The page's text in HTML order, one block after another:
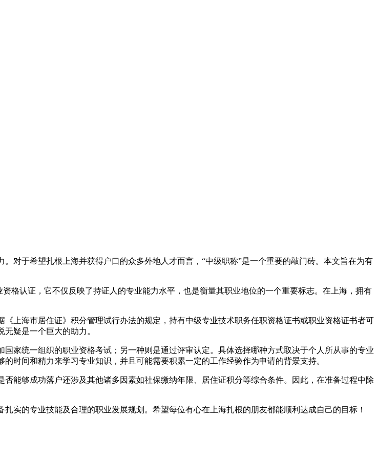
对于希望扎根上海并获得户口的众多外地人才而言，“中级职称”是一个重要的敲门砖。本文旨在为有
格认证，它不仅反映了持证人的专业能力水平，也是衡量其职业地位的一个重要标志。在上海，拥有
上海市居住证》积分管理试行办法的规定，持有中级专业技术职务任职资格证书或职业资格证书者可
疑是一个巨大的助力。
家统一组织的职业资格考试；另一种则是通过评审认定。具体选择哪种方式取决于个人所从事的专业
时间和精力来学习专业知识，并且可能需要积累一定的工作经验作为申请的背景支持。
能够成功落户还涉及其他诸多因素如社保缴纳年限、居住证积分等综合条件。因此，在准备过程中除
实的专业技能及合理的职业发展规划。希望每位有心在上海扎根的朋友都能顺利达成自己的目标！